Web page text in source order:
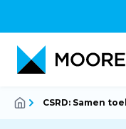
CSRD: Samen